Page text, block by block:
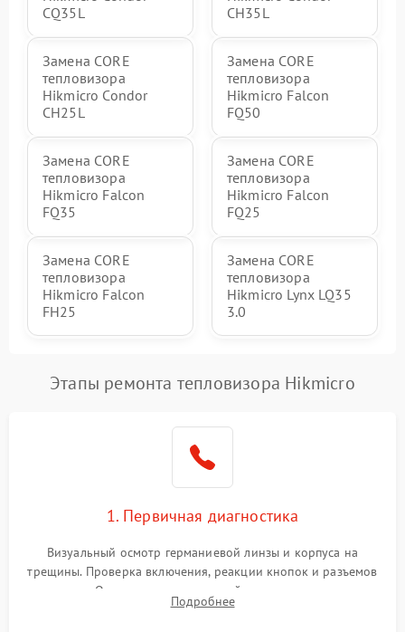
CQ35L
CH35L
Замена CORE
тепловизора
Hikmicro Condor
CH25L
Замена CORE
тепловизора
Hikmicro Falcon
FQ50
Замена CORE
тепловизора
Hikmicro Falcon
FQ35
Замена CORE
тепловизора
Hikmicro Falcon
FQ25
Замена CORE
тепловизора
Hikmicro Falcon
FH25
Замена CORE
тепловизора
Hikmicro Lynx LQ35
3.0
Этапы ремонта тепловизора Hikmicro
1. Первичная диагностика
Визуальный осмотр германиевой линзы и корпуса на
трещины. Проверка включения, реакции кнопок и разъемов
зарядки. Оценка вывода тепловой сигнатуры на экран,
проверка базовых функций и считывание системных
Подробнее